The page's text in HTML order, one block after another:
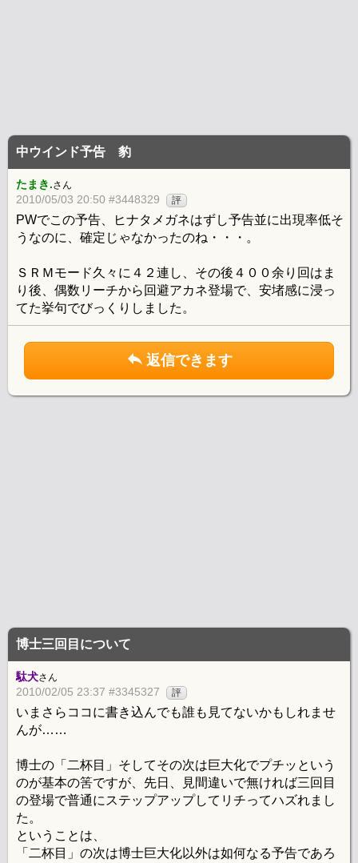
中ウインド予告 豹
たまき.さん
2010/05/03 20:50 #3448329 評
PWでこの予告、ヒナタメガネはずし予告並に出現率低そ
うなのに、確定じゃなかったのね・・・。
ＳＲＭモード久々に４２連し、その後４００余り回はま
り後、偶数リーチから回避アカネ登場で、安堵感に浸っ
てた挙句でびっくりしました。
返信できます
博士三回目について
駄犬さん
2010/02/05 23:37 #3345327 評
いまさらココに書き込んでも誰も見てないかもしれませ
んが……
博士の「二杯目」そしてその次は巨大化でプチッという
のが基本の筈ですが、先日、見間違いで無ければ三回目
の登場で普通にステップアップしてリチってハズれまし
た。
ということは、
「二杯目」の次は博士巨大化以外は如何なる予告であろ